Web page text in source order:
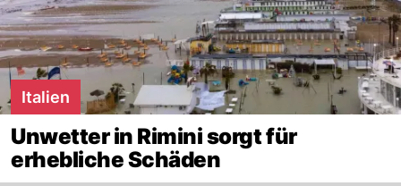
Italien
Unwetter in Rimini sorgt für
erhebliche Schäden